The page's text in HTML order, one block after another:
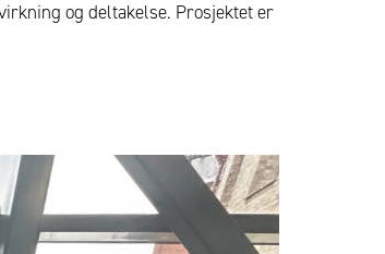
og deltakelse. Prosjektet er